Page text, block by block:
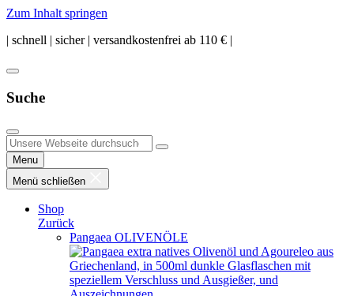
Zum Inhalt springen
| schnell | sicher | versandkostenfrei ab 110 € |
Suche
Menu
Menü schließen
Shop
Zurück
Pangaea OLIVENÖLE